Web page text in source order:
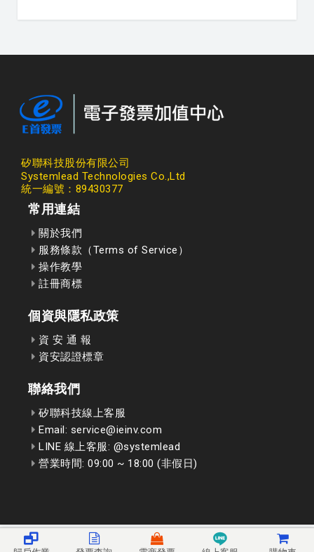
矽聯科技股份有限公司
Systemlead Technologies Co.,Ltd
統一編號：89430377
常用連結
關於我們
服務條款（Terms of Service）
操作教學
註冊商標
個資與隱私政策
資 安 通 報
資安認證標章
聯絡我們
矽聯科技線上客服
Email: service@ieinv.com
LINE 線上客服: @systemlead
營業時間: 09:00 ~ 18:00 (非假日)